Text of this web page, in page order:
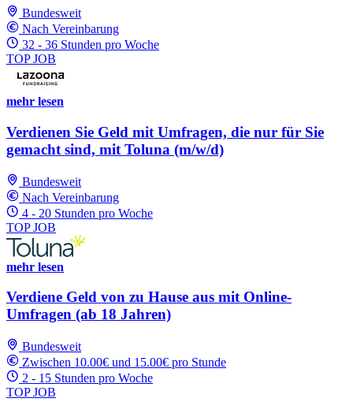
Bundesweit
Nach Vereinbarung
32 - 36 Stunden pro Woche
TOP JOB
mehr lesen
Verdienen Sie Geld mit Umfragen, die nur für Sie
gemacht sind, mit Toluna (m/w/d)
Bundesweit
Nach Vereinbarung
4 - 20 Stunden pro Woche
TOP JOB
mehr lesen
Verdiene Geld von zu Hause aus mit Online-
Umfragen (ab 18 Jahren)
Bundesweit
Zwischen 10.00€ und 15.00€ pro Stunde
2 - 15 Stunden pro Woche
TOP JOB